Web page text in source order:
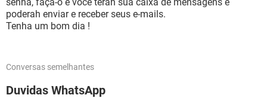
poderah enviar e receber seus e-mails.
Tenha um bom dia !
Conversas semelhantes
Duvidas WhatsApp